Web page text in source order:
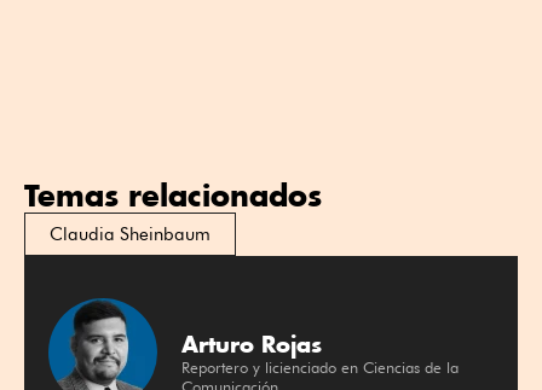
Temas relacionados
Claudia Sheinbaum
Arturo Rojas
Reportero y licienciado en Ciencias de la